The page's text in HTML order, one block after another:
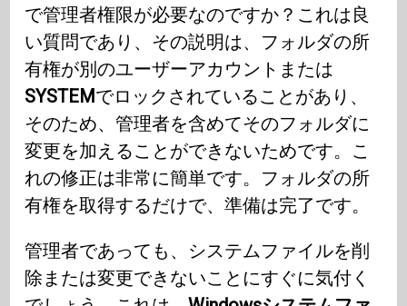
で管理者権限が必要なのですか？これは良
い質問であり、その説明は、フォルダの所
有権が別のユーザーアカウントまたは
SYSTEMでロックされていることがあり、
そのため、管理者を含めてそのフォルダに
変更を加えることができないためです。こ
れの修正は非常に簡単です。フォルダの所
有権を取得するだけで、準備は完了です。
管理者であっても、システムファイルを削
除または変更できないことにすぐに気付く